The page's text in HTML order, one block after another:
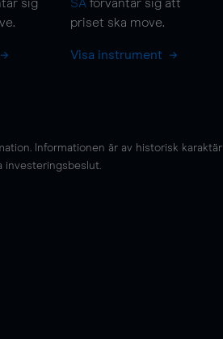
sig
.
SA förväntar sig att
priset ska move.
Visa instrument
Informationen är av historisk karaktär
investeringsbeslut.